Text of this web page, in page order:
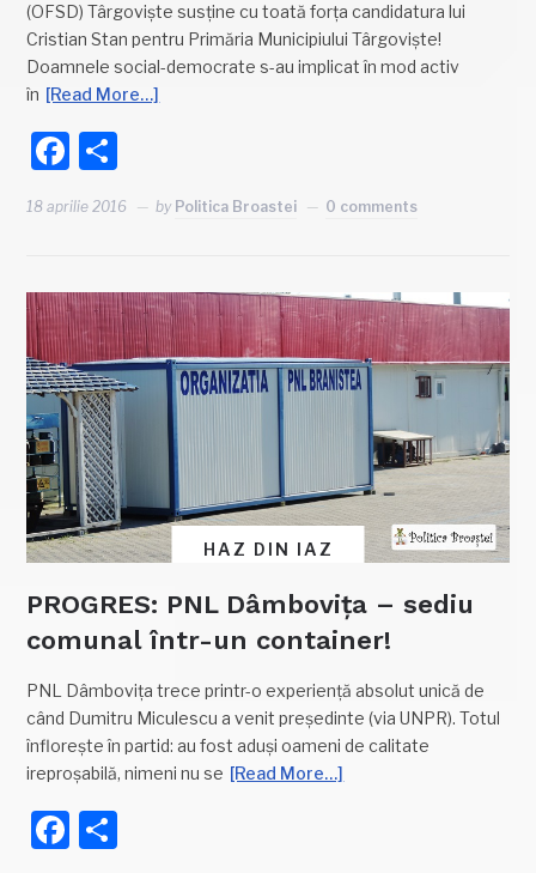
(OFSD) Târgoviște susține cu toată forța candidatura lui
Cristian Stan pentru Primăria Municipiului Târgoviște!
Doamnele social-democrate s-au implicat în mod activ
în [Read More…]
Facebook
18 aprilie 2016 by Politica Broastei 0 comments
HAZ DIN IAZ
PROGRES: PNL Dâmbovița – sediu
comunal într-un container!
PNL Dâmbovița trece printr-o experiență absolut unică de
când Dumitru Miculescu a venit președinte (via UNPR). Totul
înflorește în partid: au fost aduși oameni de calitate
ireproșabilă, nimeni nu se [Read More…]
Facebook